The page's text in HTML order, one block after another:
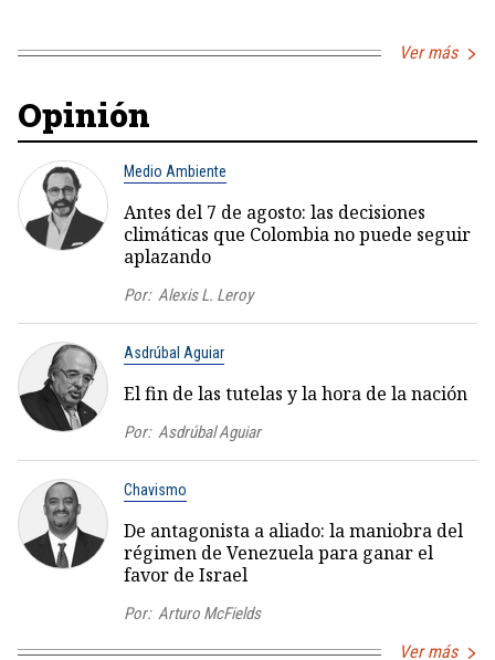
Ver más
Opinión
Medio Ambiente
Antes del 7 de agosto: las decisiones
climáticas que Colombia no puede seguir
aplazando
Por: Alexis L. Leroy
Asdrúbal Aguiar
El fin de las tutelas y la hora de la nación
Por: Asdrúbal Aguiar
Chavismo
De antagonista a aliado: la maniobra del
régimen de Venezuela para ganar el
favor de Israel
Por: Arturo McFields
Ver más